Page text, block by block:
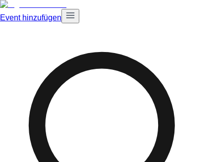
Event hinzufügen